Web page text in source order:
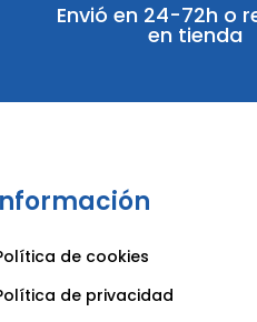
Envió en 24-72h o
en tienda
de cookies
de privacidad